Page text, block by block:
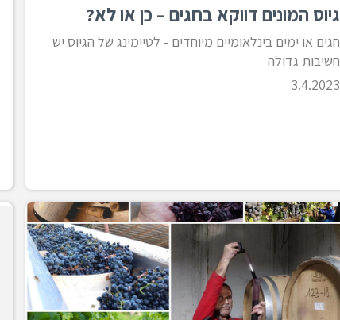
גיוס המונים דווקא בחגים – כן או לא?
חגים או ימים בינלאומיים מיוחדים - לטיימינג של הגיוס יש
חשיבות גדולה
3.4.2023